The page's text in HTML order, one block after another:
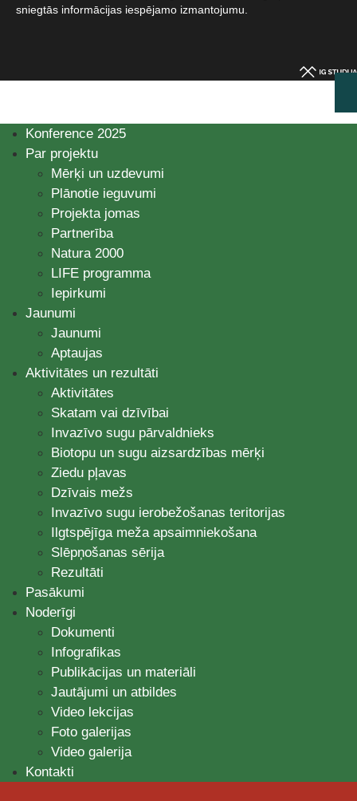
sniegtās informācijas iespējamo izmantojumu.​
Konference 2025
Par projektu
Mērķi un uzdevumi
Plānotie ieguvumi
Projekta jomas
Partnerība
Natura 2000
LIFE programma
Iepirkumi
Jaunumi
Jaunumi
Aptaujas
Aktivitātes un rezultāti
Aktivitātes
Skatam vai dzīvībai
Invazīvo sugu pārvaldnieks
Biotopu un sugu aizsardzības mērķi
Ziedu pļavas
Dzīvais mežs
Invazīvo sugu ierobežošanas teritorijas
Ilgtspējīga meža apsaimniekošana
Slēpņošanas sērija
Rezultāti
Pasākumi
Noderīgi
Dokumenti
Infografikas
Publikācijas un materiāli
Jautājumi un atbildes
Video lekcijas
Foto galerijas
Video galerija
Kontakti